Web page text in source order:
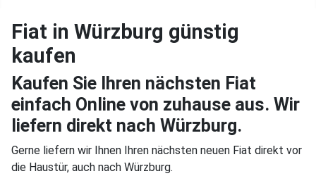
Fiat in Würzburg günstig
kaufen
Kaufen Sie Ihren nächsten Fiat
einfach Online von zuhause aus. Wir
liefern direkt nach Würzburg.
Gerne liefern wir Ihnen Ihren nächsten neuen Fiat direkt vor
die Haustür, auch nach Würzburg.